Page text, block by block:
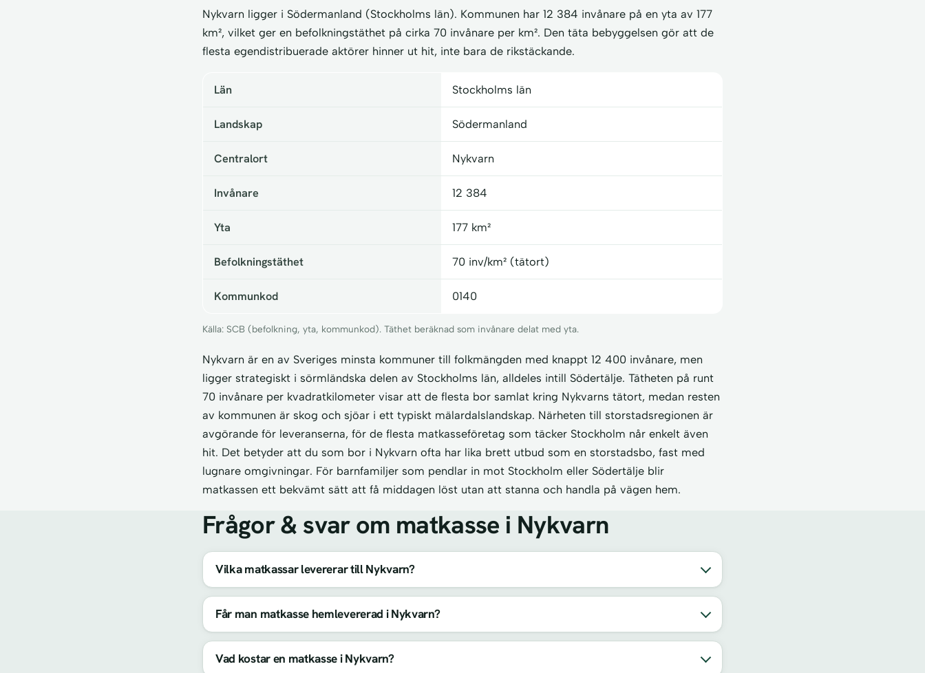
Nykvarn ligger i Södermanland (Stockholms län). Kommunen har 12 384 invånare på en yta av 177
km², vilket ger en befolkningstäthet på cirka 70 invånare per km². Den täta bebyggelsen gör att de
flesta egendistribuerade aktörer hinner ut hit, inte bara de rikstäckande.
Län Stockholms län
Landskap Södermanland
Centralort Nykvarn
Invånare 12 384
Yta 177 km²
Befolkningstäthet 70 inv/km² (tätort)
Kommunkod 0140
Källa: SCB (befolkning, yta, kommunkod). Täthet beräknad som invånare delat med yta.
Nykvarn är en av Sveriges minsta kommuner till folkmängden med knappt 12 400 invånare, men
ligger strategiskt i sörmländska delen av Stockholms län, alldeles intill Södertälje. Tätheten på runt
70 invånare per kvadratkilometer visar att de flesta bor samlat kring Nykvarns tätort, medan resten
av kommunen är skog och sjöar i ett typiskt mälardalslandskap. Närheten till storstadsregionen är
avgörande för leveranserna, för de flesta matkasseföretag som täcker Stockholm når enkelt även
hit. Det betyder att du som bor i Nykvarn ofta har lika brett utbud som en storstadsbo, fast med
lugnare omgivningar. För barnfamiljer som pendlar in mot Stockholm eller Södertälje blir
matkassen ett bekvämt sätt att få middagen löst utan att stanna och handla på vägen hem.
Frågor & svar om matkasse i Nykvarn
Vilka matkassar levererar till Nykvarn?
Får man matkasse hemlevererad i Nykvarn?
Vad kostar en matkasse i Nykvarn?